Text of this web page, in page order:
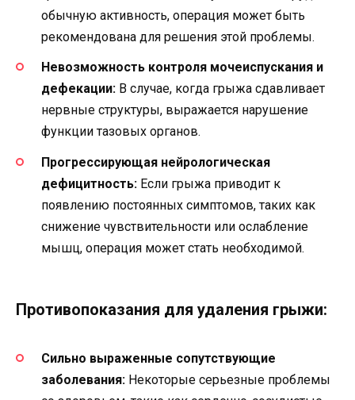
обычную активность, операция может быть
рекомендована для решения этой проблемы.
Невозможность контроля мочеиспускания и
дефекации: В случае, когда грыжа сдавливает
нервные структуры, выражается нарушение
функции тазовых органов.
Прогрессирующая нейрологическая
дефицитность: Если грыжа приводит к
появлению постоянных симптомов, таких как
снижение чувствительности или ослабление
мышц, операция может стать необходимой.
Противопоказания для удаления грыжи:
Сильно выраженные сопутствующие
заболевания: Некоторые серьезные проблемы